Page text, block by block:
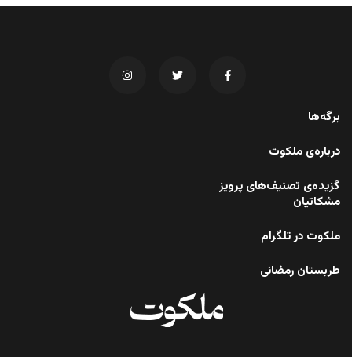
برگه‌ها
درباره‌ی ملکوت
گزیده‌ی تصنیف‌های پرویز
مشکاتیان
ملکوت در تلگرام
طربستان رمضانی